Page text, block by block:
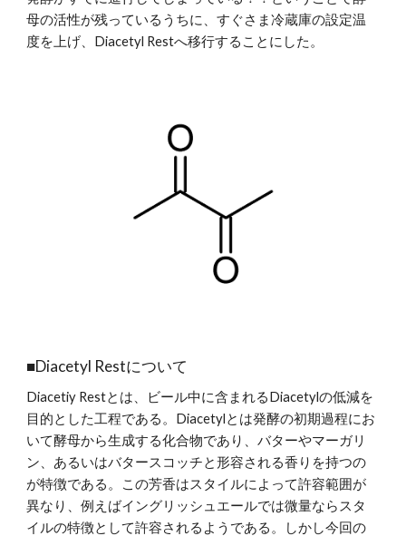
母の活性が残っているうちに、すぐさま冷蔵庫の設定温
度を上げ、Diacetyl Restへ移行することにした。
■Diacetyl Restについて
Diacetiy Restとは、ビール中に含まれるDiacetylの低減を
目的とした工程である。Diacetylとは発酵の初期過程にお
いて酵母から生成する化合物であり、バターやマーガリ
ン、あるいはバタースコッチと形容される香りを持つの
が特徴である。この芳香はスタイルによって許容範囲が
異なり、例えばイングリッシュエールでは微量ならスタ
イルの特徴として許容されるようである。しかし今回の